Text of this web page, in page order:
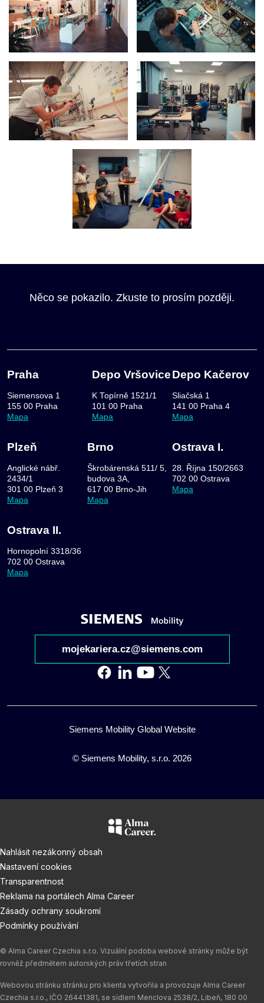
Něco se pokazilo. Zkuste to prosím později.
Praha
Siemensova 1
155 00 Praha
Mapa
Depo Vršovice
K Topírně 1521/1
101 00 Praha
Mapa
Depo Kačerov
Sliačská 1
141 00 Praha 4
Mapa
Plzeň
Anglické nábř.
2434/1
301 00 Plzeň 3
Mapa
Brno
Škrobárenská 511/ 5,
budova 3A,
617 00 Brno-Jih
Mapa
Ostrava I.
28. Října 150/2663
702 00 Ostrava
Mapa
Ostrava II.
Hornopolní 3318/36
702 00 Ostrava
Mapa
mojekariera.cz@siemens.com
Siemens Mobility Global Website
© Siemens Mobility, s.r.o. 2026
Nahlásit nezákonný obsah
Nastavení cookies
Transparentnost
Reklama na portálech Alma Career
Zásady ochrany soukromí
Podmínky používání
© Alma Career Czechia s.r.o. Vizuální podoba webové stránky může být
rovněž předmětem autorských práv třetích stran
Webovou stránku stránku pro klienta vytvořila a provozuje Alma Career
Czechia s.r.o., IČO 26441381, se sídlem Menclova 2538/2, Libeň, 180 00